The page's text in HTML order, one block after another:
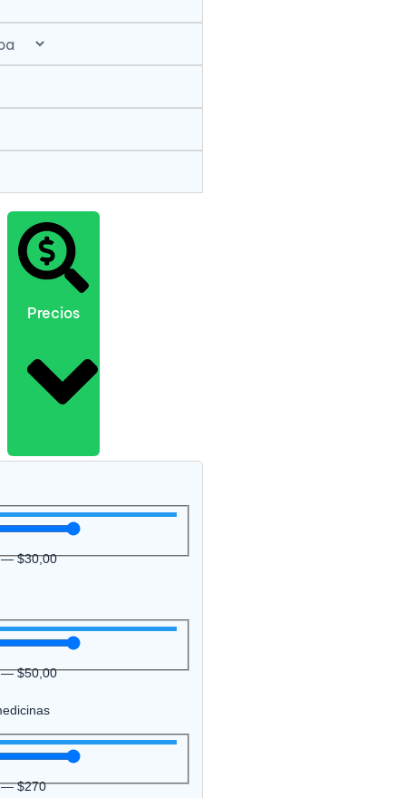
Precios
$30,00
$50,00
$270